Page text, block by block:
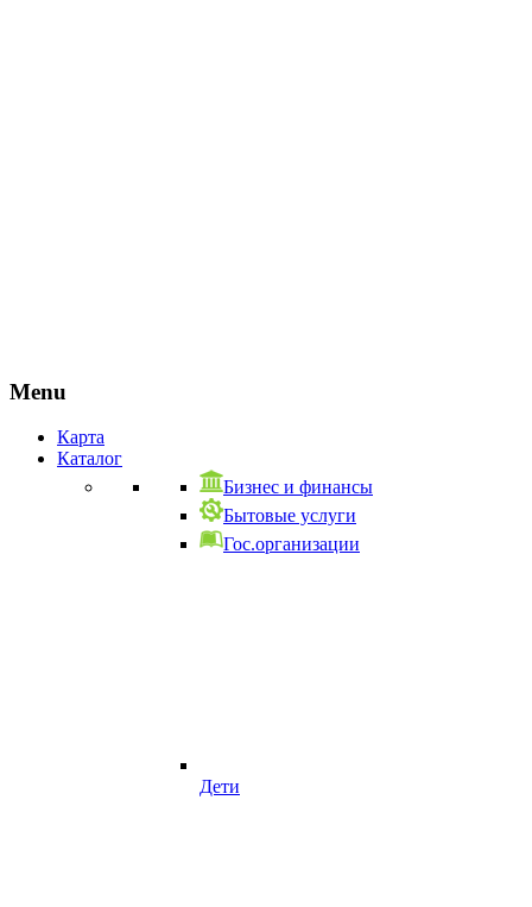
Menu
Карта
Каталог
Бизнес и финансы
Бытовые услуги
Гос.организации
Дети